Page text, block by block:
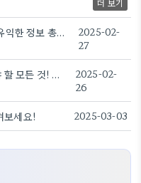
더 보기
보일러 수리, 정부 지원까지! 알아두면 유익한 정보 총집합
2025-02-
27
보일러 문제 예방과 수리, 당신이 알아야 할 모든 것!
2025-02-
26
보세요! 2025-03-03